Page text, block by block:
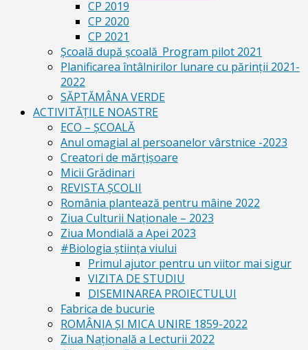
CP 2019
CP 2020
CP 2021
Școală după școală_Program pilot 2021
Planificarea întâlnirilor lunare cu părinții 2021-
2022
SĂPTĂMÂNA VERDE
ACTIVITĂȚILE NOASTRE
ECO – ŞCOALĂ
Anul omagial al persoanelor vârstnice -2023
Creatori de mărțișoare
Micii Grădinari
REVISTA ŞCOLII
România plantează pentru mâine 2022
Ziua Culturii Naționale – 2023
Ziua Mondială a Apei 2023
#Biologia știința viului
Primul ajutor pentru un viitor mai sigur
VIZITA DE STUDIU
DISEMINAREA PROIECTULUI
Fabrica de bucurie
ROMÂNIA ŞI MICA UNIRE 1859-2022
Ziua Naţională a Lecturii 2022